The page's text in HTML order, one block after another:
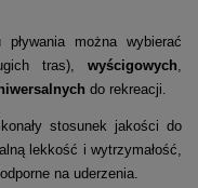
można wybierać
tras),wyścigowych,
do rekreacji.
stosunek jakości do
lekkość i wytrzymałość,
na uderzenia.